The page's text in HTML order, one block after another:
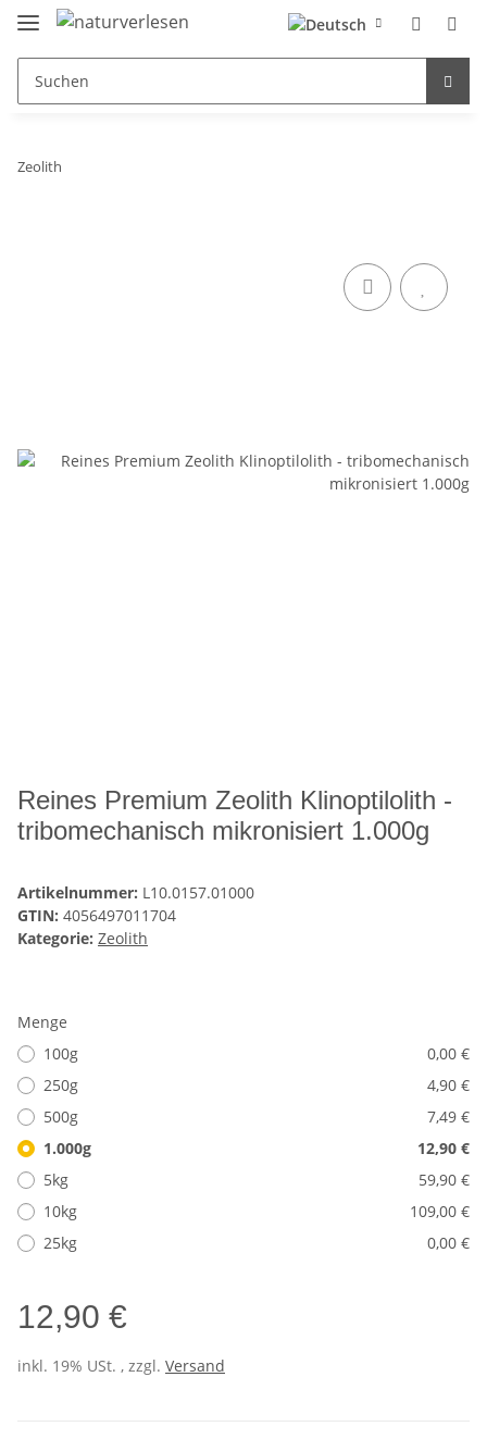
Zeolith
Reines Premium Zeolith Klinoptilolith -
tribomechanisch mikronisiert 1.000g
Artikelnummer: L10.0157.01000
GTIN: 4056497011704
Kategorie: Zeolith
Menge
100g
0,00 €
250g
4,90 €
500g
7,49 €
1.000g
12,90 €
5kg
59,90 €
10kg
109,00 €
25kg
0,00 €
12,90 €
inkl. 19% USt. , zzgl. Versand